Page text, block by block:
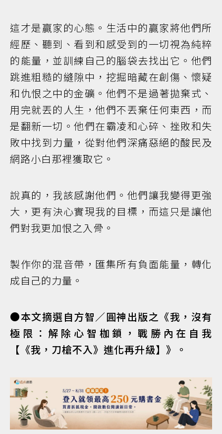
這才是贏家的心態。生活中的贏家將他們所
經歷、聽到、看到和感受到的一切視為純粹
的能量，並訓練自己的腦袋去找出它。他們
跳進粗糙的縫隙中，挖掘暗藏在創傷、懷疑
和仇恨之中的金礦。他們不是過著拋棄式、
用完就丟的人生，他們不丟棄任何東西，而
是翻新一切。他們在霸凌和心碎、挫敗和失
敗中找到力量，從對他們深痛惡絕的酸民及
網路小白那裡獲取它。
說真的，我該感謝他們。他們讓我變得更強
大，更有決心實現我的目標，而這只是讓他
們對我更加恨之入骨。
製作你的混音帶，匯集所有負面能量，轉化
成自己的力量。
●本文摘選自方智／圓神出版之《我，沒有
極限：解除心智枷鎖，戰勝內在自我
【《我，刀槍不入》進化再升級】》。